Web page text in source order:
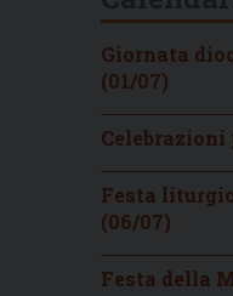
Giornata
(01/07)
Celebrazioni
Festa
(06/07)
Festa della